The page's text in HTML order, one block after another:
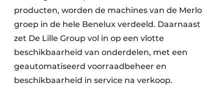
producten, worden de machines van de Merlo
groep in de hele Benelux verdeeld. Daarnaast
zet De Lille Group vol in op een vlotte
beschikbaarheid van onderdelen, met een
geautomatiseerd voorraadbeheer en
beschikbaarheid in service na verkoop.